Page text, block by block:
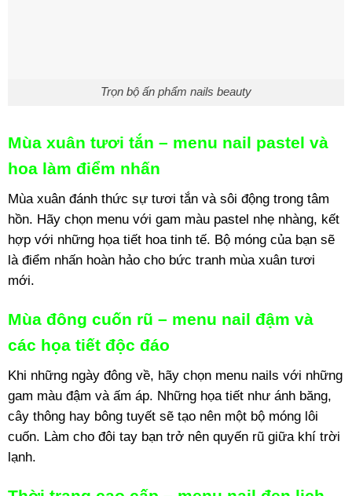
Trọn bộ ấn phẩm nails beauty
Mùa xuân tươi tắn – menu nail pastel và
hoa làm điểm nhấn
Mùa xuân đánh thức sự tươi tắn và sôi động trong tâm
hồn. Hãy chọn menu với gam màu pastel nhẹ nhàng, kết
hợp với những họa tiết hoa tinh tế. Bộ móng của bạn sẽ
là điểm nhấn hoàn hảo cho bức tranh mùa xuân tươi
mới.
Mùa đông cuốn rũ – menu nail đậm và
các họa tiết độc đáo
Khi những ngày đông về, hãy chọn menu nails với những
gam màu đậm và ấm áp. Những họa tiết như ánh băng,
cây thông hay bông tuyết sẽ tạo nên một bộ móng lôi
cuốn. Làm cho đôi tay bạn trở nên quyến rũ giữa khí trời
lạnh.